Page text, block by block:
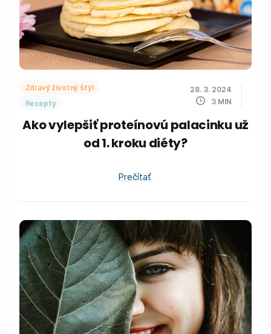
Zdravý životný štýl
Recepty
28. 3. 2024
3 MIN
Ako vylepšiť proteínovú palacinku už
od 1. kroku diéty?
Prečítať